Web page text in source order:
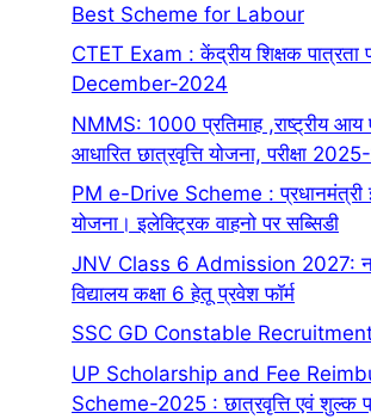
Best Scheme for Labour
CTET Exam : केंद्रीय शिक्षक पात्रता
December-2024
NMMS: 1000 प्रतिमाह ,राष्ट्रीय आय
आधारित छात्रवृत्ति योजना, परीक्षा
PM e-Drive Scheme : प्रधानमंत्री
योजना। इलेक्ट्रिक वाहनो पर सब्सिडी
JNV Class 6 Admission 2027:
विद्यालय कक्षा 6 हेतू प्रवेश फॉर्म
SSC GD Constable
UP Scholarship and Fee
Scheme-2025 : छात्रवृत्ति एवं शुल्क